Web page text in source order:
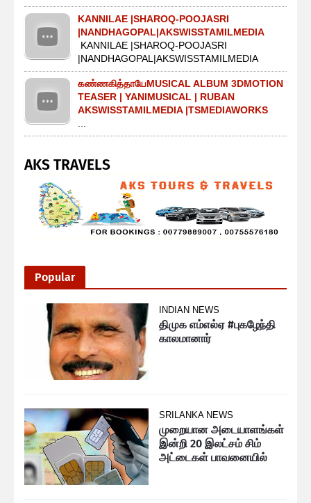
KANNILAE |SHAROQ-POOJASRI
|NANDHAGOPAL|AKSWISSTAMILMEDIA
KANNILAE |SHAROQ-POOJASRI
|NANDHAGOPAL|AKSWISSTAMILMEDIA
கண்ணகித்தாயேMUSICAL ALBUM 3DMOTION
TEASER | YANIMUSICAL | RUBAN
AKSWISSTAMILMEDIA |TSMEDIAWORKS
AKS TRAVELS
Popular
INDIAN NEWS
திமுக எம்எல்ஏ #புகழேந்தி
காலமானார்
SRILANKA NEWS
முறையான அடையாளங்கள்
இன்றி 20 இலட்சம் சிம்
அட்டைகள் பாவனையில்